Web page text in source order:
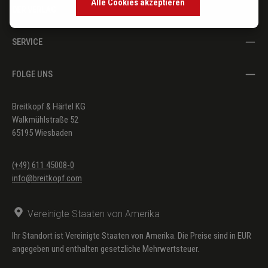
SERVICE
FOLGE UNS
Breitkopf & Härtel KG
Walkmühlstraße 52
65195 Wiesbaden
(+49) 611 45008-0
info@breitkopf.com
Vereinigte Staaten von Amerika
Ihr Standort ist Vereinigte Staaten von Amerika. Die Preise sind in EUR
angegeben und enthalten gesetzliche Mehrwertsteuer.
Alle Cookies akzeptieren